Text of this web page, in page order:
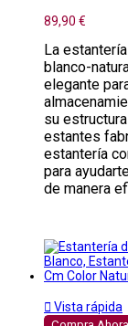
89,90 €
La
blanco-
elegante
su
estantes
estantería
para
de manera
 Vista rápida